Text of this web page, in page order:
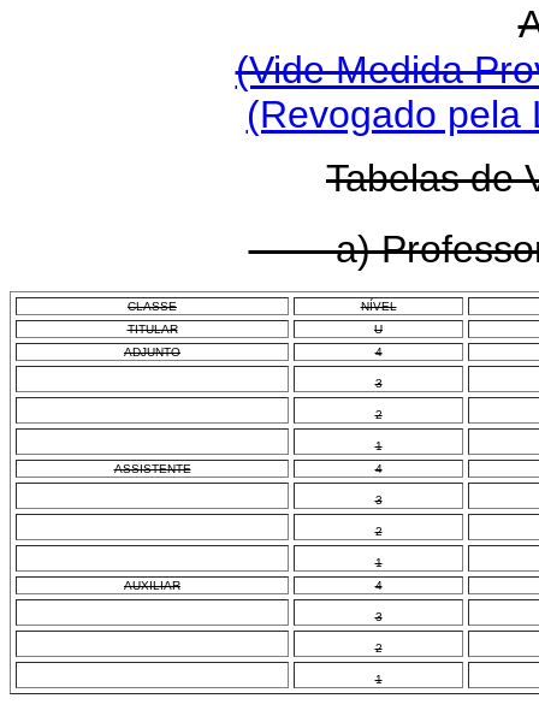
(Vide Medida
(Revogado pela
Tabelas de
a) Professor
CLASSE
NÍVEL
TITULAR
U
ADJUNTO
4
3
2
1
ASSISTENTE
4
3
2
1
AUXILIAR
4
3
2
1